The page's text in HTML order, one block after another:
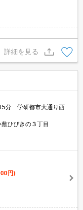
詳細を見る
分 学研都市大通り西
ひびきの３丁目
円)